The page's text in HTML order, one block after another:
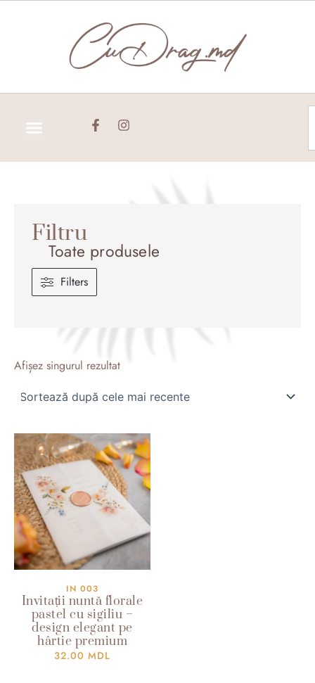
Filtru
Toate produsele
Filters
Afișez singurul rezultat
IN 003
Invitații nuntă florale
pastel cu sigiliu –
design elegant pe
hârtie premium
32.00 MDL